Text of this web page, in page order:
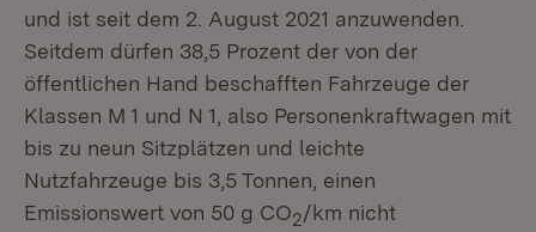
und ist seit dem 2. August 2021 anzuwenden.
Seitdem dürfen 38,5 Prozent der von der
öffentlichen Hand beschafften Fahrzeuge der
Klassen M 1 und N 1, also Personenkraftwagen mit
bis zu neun Sitzplätzen und leichte
Nutzfahrzeuge bis 3,5 Tonnen, einen
Emissionswert von 50 g CO2/km nicht